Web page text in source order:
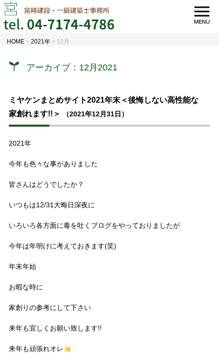
HOME >2021年 > 12月
アーカイブ：12月2021
ミヤケンまとめサイト2021年末＜後悔しない高性能な
家創れます!!＞
（2021年12月31日）
2021年
今年も色々な事がありました
皆さんはどうでしたか？
いつもは12/31大晦日深夜に
いろいろ各方面に毒を吐くブログをやっておりましたが
今年は年明けに考えておきます(笑)
年末年始
お暇な時に
家創りの参考にして下さい
来年も宜しくお願い致します!!
来年も頑張れオレ